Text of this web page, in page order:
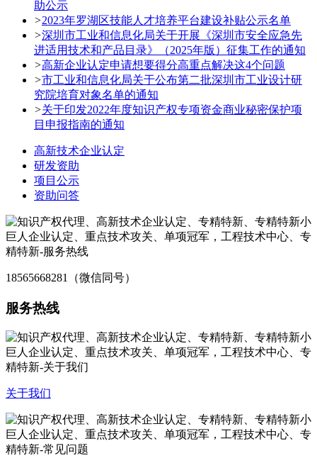
助公示
>2023年罗湖区技能人才培养平台建设补贴公示名单
>深圳市工业和信息化局关于开展《深圳市安全应急先
进适用技术和产品目录》（2025年版）征集工作的通知
>高新企业认定申请想要得分高重点解决这4个问题
>市工业和信息化局关于公布第二批深圳市工业设计研
究院培育对象名单的通知
>关于印发2022年度知识产权专项资金商业秘密保护项
目申报指南的通知
高新技术企业认定
研发资助
项目公示
资助问答
18565668281（微信同号）
服务热线
关于我们